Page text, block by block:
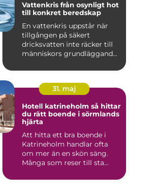
Vattenkris från osynligt hot
till konkret beredskap
En vattenkris uppstår när
tillgången på säkert
dricksvatten inte räcker till
människors grundläggand...
31. maj
Hotell katrineholm så hittar
du rätt boende i sörmlands
hjärta
Att hitta ett bra boende i
Katrineholm handlar ofta
om mer än en skön säng.
Många som reser till sta...